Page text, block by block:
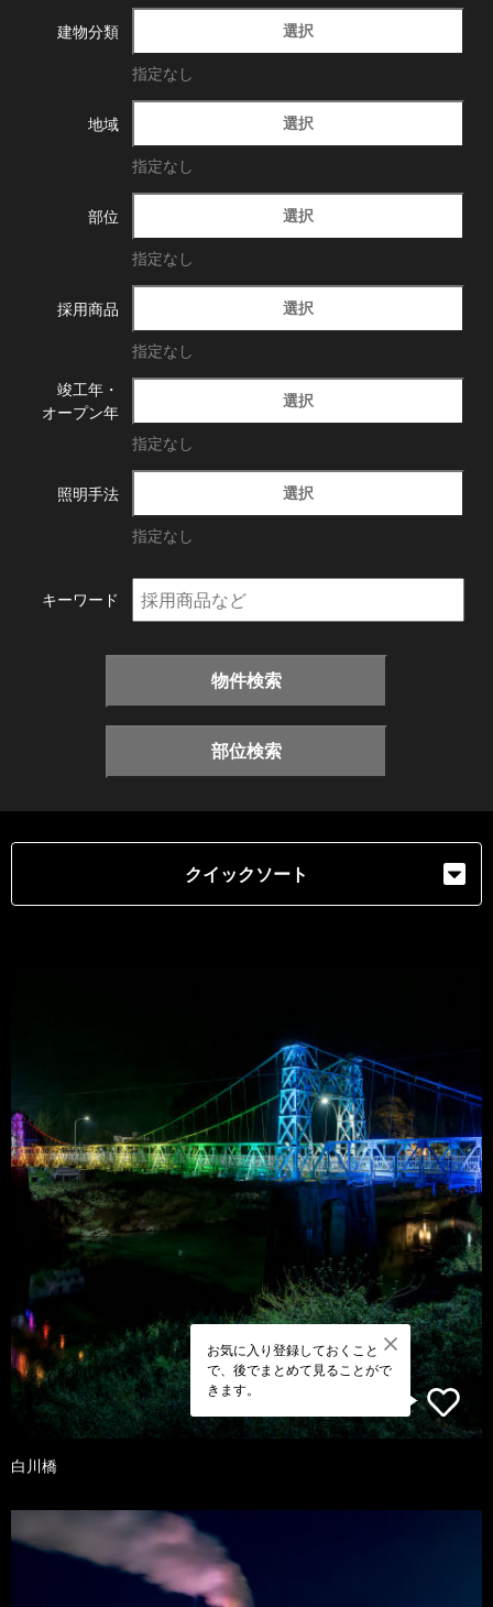
建物分類 選択
指定なし
地域 選択
指定なし
部位 選択
指定なし
採用商品 選択
指定なし
竣工年・
オープン年
選択
指定なし
照明手法 選択
指定なし
キーワード
物件検索
部位検索
クイックソート
お気に入り登録しておくこと
で、後でまとめて見ることがで
きます。
白川橋